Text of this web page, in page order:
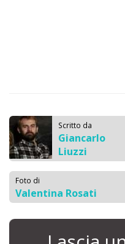
Scritto da
Giancarlo
Liuzzi
Foto di
Valentina Rosati